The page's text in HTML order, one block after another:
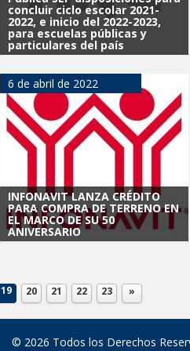
concluir ciclo escolar 2021-
2022, e inicio del 2022-2023,
para escuelas públicas y
particulares del país
6 de abril de 2022
INFONAVIT LANZA CRÉDITO
PARA COMPRA DE TERRENO EN
EL MARCO DE SU 50
ANIVERSARIO
19 20 21 22 23 »
© 2026 Todos los Derechos